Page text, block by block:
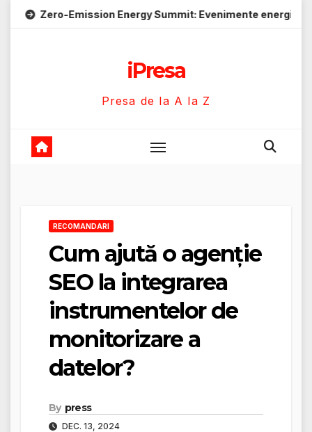
Energy Summit: Evenimente energie despre soluții
iPresa
Presa de la A la Z
RECOMANDARI
Cum ajută o agenție
SEO la integrarea
instrumentelor de
monitorizare a
datelor?
By press
DEC. 13, 2024